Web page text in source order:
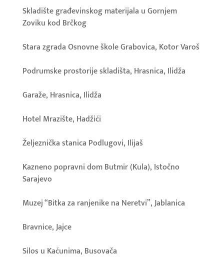
Skladište građevinskog materijala u Gornjem
Zoviku kod Brčkog
Stara zgrada Osnovne škole Grabovica, Kotor Varoš
Podrumske prostorije skladišta, Hrasnica, Ilidža
Garaže, Hrasnica, Ilidža
Hotel Mrazište, Hadžići
Željeznička stanica Podlugovi, Ilijaš
Kazneno popravni dom Butmir (Kula), Istočno
Sarajevo
Muzej “Bitka za ranjenike na Neretvi”, Jablanica
Bravnice, Jajce
Silos u Kaćunima, Busovača